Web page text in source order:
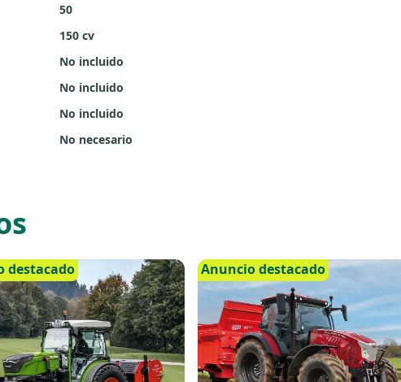
50
150 cv
No incluido
No incluido
No incluido
No necesario
destacado Anuncio destacado